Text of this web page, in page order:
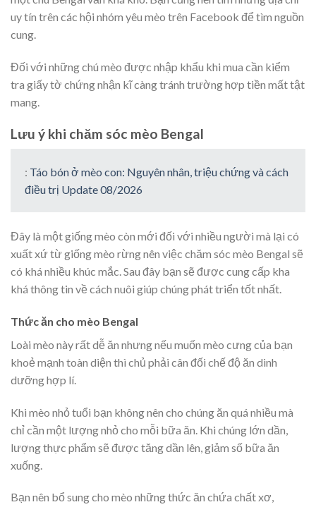
uy tín trên các hội nhóm yêu mèo trên Facebook để tìm nguồn
cung.
Đối với những chú mèo được nhập khẩu khi mua cần kiểm
tra giấy tờ chứng nhận kĩ càng tránh trường hợp tiền mất tật
mang.
Lưu ý khi chăm sóc mèo Bengal
: Táo bón ở mèo con: Nguyên nhân, triệu chứng và cách
điều trị Update 08/2026
Đây là một giống mèo còn mới đối với nhiều người mà lại có
xuất xứ từ giống mèo rừng nên việc chăm sóc mèo Bengal sẽ
có khá nhiều khúc mắc. Sau đây bạn sẽ được cung cấp kha
khá thông tin về cách nuôi giúp chúng phát triển tốt nhất.
Thức ăn cho mèo Bengal
Loài mèo này rất dễ ăn nhưng nếu muốn mèo cưng của bạn
khoẻ mạnh toàn diện thì chủ phải cân đối chế độ ăn dinh
dưỡng hợp lí.
Khi mèo nhỏ tuổi bạn không nên cho chúng ăn quá nhiều mà
chỉ cần một lượng nhỏ cho mỗi bữa ăn. Khi chúng lớn dần,
lượng thực phẩm sẽ được tăng dần lên, giảm số bữa ăn
xuống.
Bạn nên bổ sung cho mèo những thức ăn chứa chất xơ,